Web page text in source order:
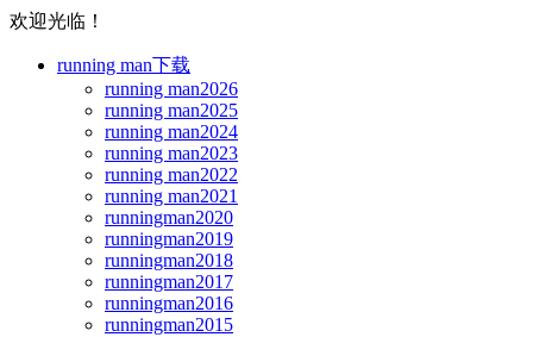
欢迎光临！
running man下载
running man2026
running man2025
running man2024
running man2023
running man2022
running man2021
runningman2020
runningman2019
runningman2018
runningman2017
runningman2016
runningman2015